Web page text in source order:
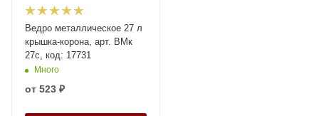
Ведро металлическое 27 л
крышка-корона, арт. ВМк
27с, код: 17731
Много
от 523 ₽